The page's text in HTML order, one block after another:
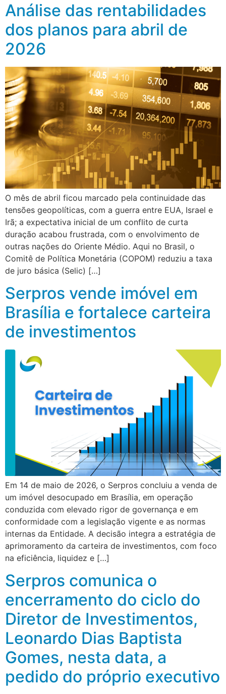
Análise das rentabilidades
dos planos para abril de
2026
O mês de abril ficou marcado pela continuidade das
tensões geopolíticas, com a guerra entre EUA, Israel e
Irã; a expectativa inicial de um conflito de curta
duração acabou frustrada, com o envolvimento de
outras nações do Oriente Médio. Aqui no Brasil, o
Comitê de Política Monetária (COPOM) reduziu a taxa
de juro básica (Selic) […]
Serpros vende imóvel em
Brasília e fortalece carteira
de investimentos
Em 14 de maio de 2026, o Serpros concluiu a venda de
um imóvel desocupado em Brasília, em operação
conduzida com elevado rigor de governança e em
conformidade com a legislação vigente e as normas
internas da Entidade. A decisão integra a estratégia de
aprimoramento da carteira de investimentos, com foco
na eficiência, liquidez e […]
Serpros comunica o
encerramento do ciclo do
Diretor de Investimentos,
Leonardo Dias Baptista
Gomes, nesta data, a
pedido do próprio executivo